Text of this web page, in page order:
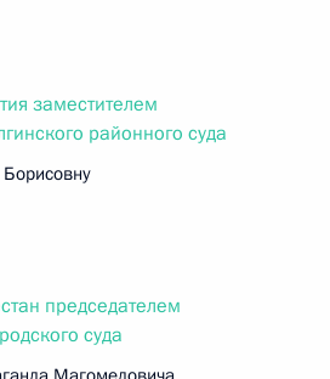
заместителем
районного суда
председателем
суда